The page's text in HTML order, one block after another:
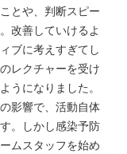
とや、判断スピー
改善していけるよ
ブに考えすぎてし
レクチャーを受け
うになりました。
影響で、活動自体
。しかし感染予防
ムスタッフを始め